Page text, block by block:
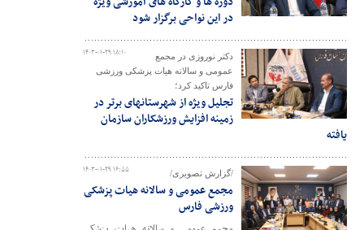
در این نواحی برگزار شود
۱۴۰۳-۰۱-۲۹ ۱۸:۱۰
دکتر نوروزی در مجمع
عمومی و سالانه هیات پزشکی ورزشی
فارس تاکید کرد؛
تجلیل ویژه از شهرستانهای برتر در
زمینه افزایش ورزشکاران سازمان
یافته
۱۴۰۳-۰۱-۲۹ ۱۶:۵۵ /گزارش تصویری/
مجمع عمومی و سالانه هیات پزشکی
ورزشی فارس